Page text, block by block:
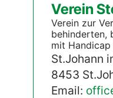
Verein
Verein zur
behinderten,
mit
St.Johann
8453
Email: